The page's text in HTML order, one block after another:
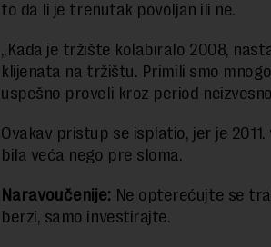
to da li je trenutak povoljan ili ne.
„Kada je tržište kolabiralo 2008,
klijenata na tržištu. Primili smo
uspešno proveli kroz period
Ovakav pristup se isplatio, jer je
bila veća nego pre sloma.
Naravoučenije: Ne opterećujte se
berzi, samo investirajte.